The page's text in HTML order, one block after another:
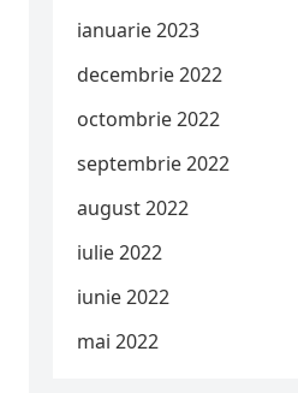
ianuarie 2023
decembrie 2022
octombrie 2022
septembrie 2022
august 2022
iulie 2022
iunie 2022
mai 2022